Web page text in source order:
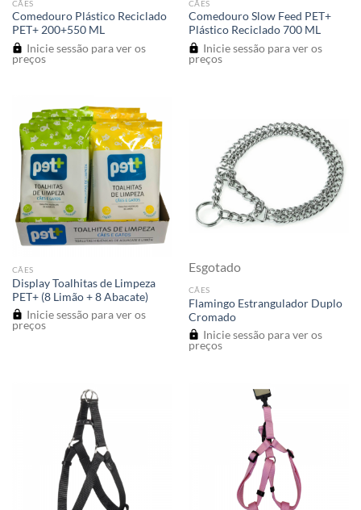
CÃES
Comedouro Plástico Reciclado
PET+ 200+550 ML
Inicie sessão para ver os
preços
CÃES
Comedouro Slow Feed PET+
Plástico Reciclado 700 ML
Inicie sessão para ver os
preços
CÃES
Display Toalhitas de Limpeza
PET+ (8 Limão + 8 Abacate)
Inicie sessão para ver os
preços
Esgotado
CÃES
Flamingo Estrangulador Duplo
Cromado
Inicie sessão para ver os
preços